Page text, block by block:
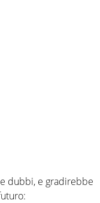
dubbi, e gradirebbe